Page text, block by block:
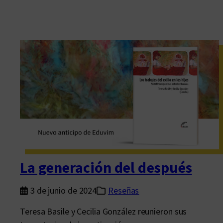
La generación del después
3 de junio de 2024
Reseñas
Teresa Basile y Cecilia González reunieron sus